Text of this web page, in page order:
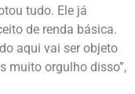
tudo. Ele já
de renda básica.
aqui vai ser objeto
muito orgulho disso”,